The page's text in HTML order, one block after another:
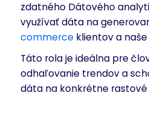
zdatného Dátového
využívať dáta na
commerceklientov a
Táto rola je ideálna pre
odhaľovanie trendov a
dáta na konkrétne